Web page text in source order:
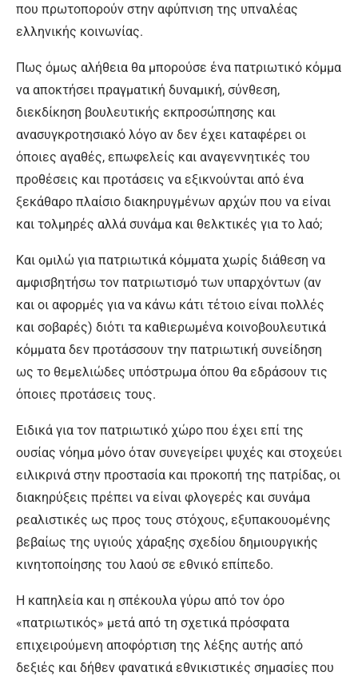
που πρωτοπορούν στην αφύπνιση της υπναλέας
ελληνικής κοινωνίας.
Πως όμως αλήθεια θα μπορούσε ένα πατριωτικό κόμμα
να αποκτήσει πραγματική δυναμική, σύνθεση,
διεκδίκηση βουλευτικής εκπροσώπησης και
ανασυγκροτησιακό λόγο αν δεν έχει καταφέρει οι
όποιες αγαθές, επωφελείς και αναγεννητικές του
προθέσεις και προτάσεις να εξικνούνται από ένα
ξεκάθαρο πλαίσιο διακηρυγμένων αρχών που να είναι
και τολμηρές αλλά συνάμα και θελκτικές για το λαό;
Και ομιλώ για πατριωτικά κόμματα χωρίς διάθεση να
αμφισβητήσω τον πατριωτισμό των υπαρχόντων (αν
και οι αφορμές για να κάνω κάτι τέτοιο είναι πολλές
και σοβαρές) διότι τα καθιερωμένα κοινοβουλευτικά
κόμματα δεν προτάσσουν την πατριωτική συνείδηση
ως το θεμελιώδες υπόστρωμα όπου θα εδράσουν τις
όποιες προτάσεις τους.
Ειδικά για τον πατριωτικό χώρο που έχει επί της
ουσίας νόημα μόνο όταν συνεγείρει ψυχές και στοχεύει
ειλικρινά στην προστασία και προκοπή της πατρίδας, οι
διακηρύξεις πρέπει να είναι φλογερές και συνάμα
ρεαλιστικές ως προς τους στόχους, εξυπακουομένης
βεβαίως της υγιούς χάραξης σχεδίου δημιουργικής
κινητοποίησης του λαού σε εθνικό επίπεδο.
Η καπηλεία και η σπέκουλα γύρω από τον όρο
«πατριωτικός» μετά από τη σχετικά πρόσφατα
επιχειρούμενη αποφόρτιση της λέξης αυτής από
δεξιές και δήθεν φανατικά εθνικιστικές σημασίες που